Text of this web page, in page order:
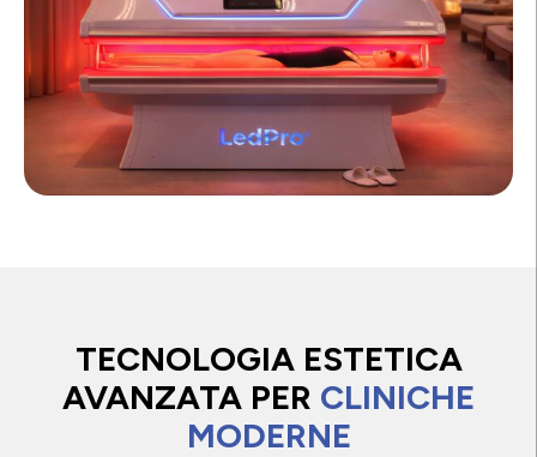
TECNOLOGIA ESTETICA
AVANZATA PER CLINICHE
MODERNE